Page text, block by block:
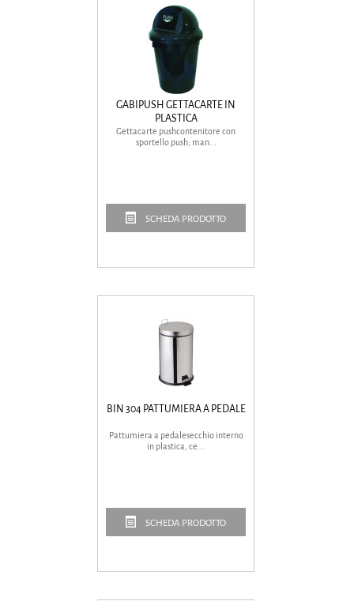
GABIPUSH GETTACARTE IN
PLASTICA
Gettacarte pushcontenitore con
sportello push; man...
SCHEDA PRODOTTO
BIN 304 PATTUMIERA A PEDALE
Pattumiera a pedalesecchio interno
in plastica, ce...
SCHEDA PRODOTTO